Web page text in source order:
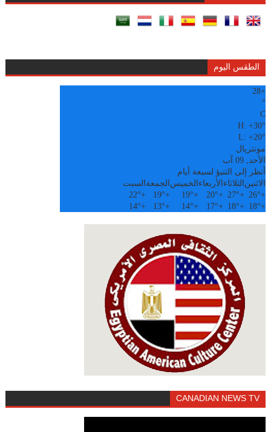
الطقس اليوم
+
28
°
C
H:+30°
L:+20°
مونتريال
الأحد, 09 آب
أنظر إلى التنبؤ لسبعة أيام
الاثنين الثلاثاء الأربعاء الخميس الجمعة السبت
+
26°
+
27°
+
20°
+
19°
+
19°
+
22°
+
18°
+
18°
+
17°
+
14°
+
13°
+
14°
CANADIAN NEWS TV